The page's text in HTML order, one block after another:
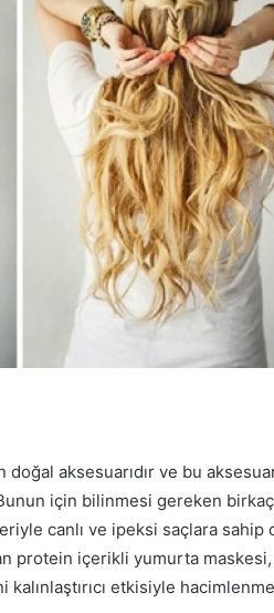
doğal aksesuarıdır ve bu
için bilinmesi gereken
canlı ve ipeksi saçlara
protein içerikli yumurta maskesi,
etkisiyle